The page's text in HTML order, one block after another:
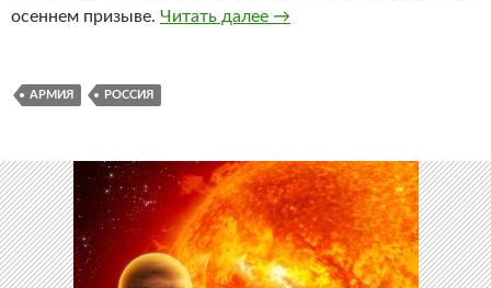
осеннем призыве. Читать далее В России с 1 октября
→
АРМИЯ РОССИЯ